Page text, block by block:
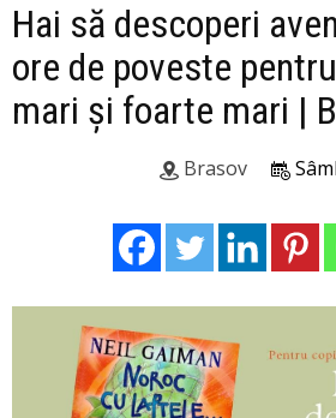
Hai să descoperi
ore de poveste
mari și foarte mari |
Brasov